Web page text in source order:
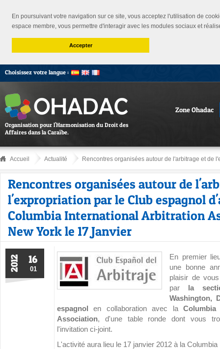
En poursuivant votre navigation sur ce site, vous acceptez l'utilisation de
espace membre, vous permettre d'interagir avec les modules sociaux et
Accepter
Choisissez votre langue :
Organisation pour l'Harmonisation du Droit des
Affaires dans la Caraïbe.
Zone Ohadac
Accueil Actualité Rencontres organisées autour de l'arbitrage et de
Rencontres organisées autour de
l'expropriation par le Club espagnol
Columbia International Arbitration
New York le 17 Janvier
16
01
2012
En premier
une bonne
plaisir de
par la
Washington,
espagnol en collaboration avec la
Association, d'une table ronde dont vous
l'invitation ci-joint.
L'activité aura lieu le 17 janvier 2012 à la